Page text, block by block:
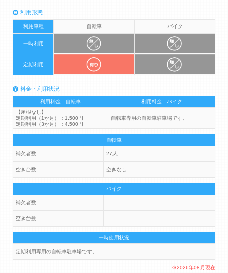
利用形態
利用車種 自転車 バイク
一時利用
定期利用
料金・利用状況
利用料金 自転車
利用料金 バイク
【屋根なし】
定期利用（1か月）：1,500円
定期利用（3か月）：4,500円
自転車専用の自転車駐車場です。
自転車
補欠者数 27人
空き台数 空きなし
バイク
補欠者数
空き台数
一時使用状況
定期利用専用の自転車駐車場です。
※2026年08月現在